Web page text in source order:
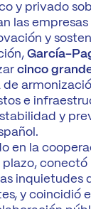
y privado
las
y
García-
cinco
e
y
en la
plazo, conectó
inquietudes
y coincidió